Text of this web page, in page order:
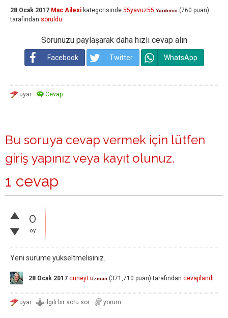
28 Ocak 2017 Mac Ailesi kategorisinde 55yavuz55 Yardımcı (760 puan)
tarafından soruldu
Sorunuzu paylaşarak daha hızlı cevap alın
Facebook Twitter WhatsApp
Bu soruya cevap vermek için lütfen
giriş yapınız veya kayıt olunuz.
1 cevap
0
oy
Yeni sürüme yükseltmelisiniz.
28 Ocak 2017 cüneyt Uzman (371,710 puan) tarafından cevaplandı